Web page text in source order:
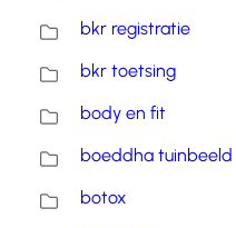
bkr registratie
bkr toetsing
body en fit
boeddha tuinbeeld
botox